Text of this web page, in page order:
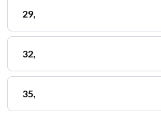
29,
32,
35,